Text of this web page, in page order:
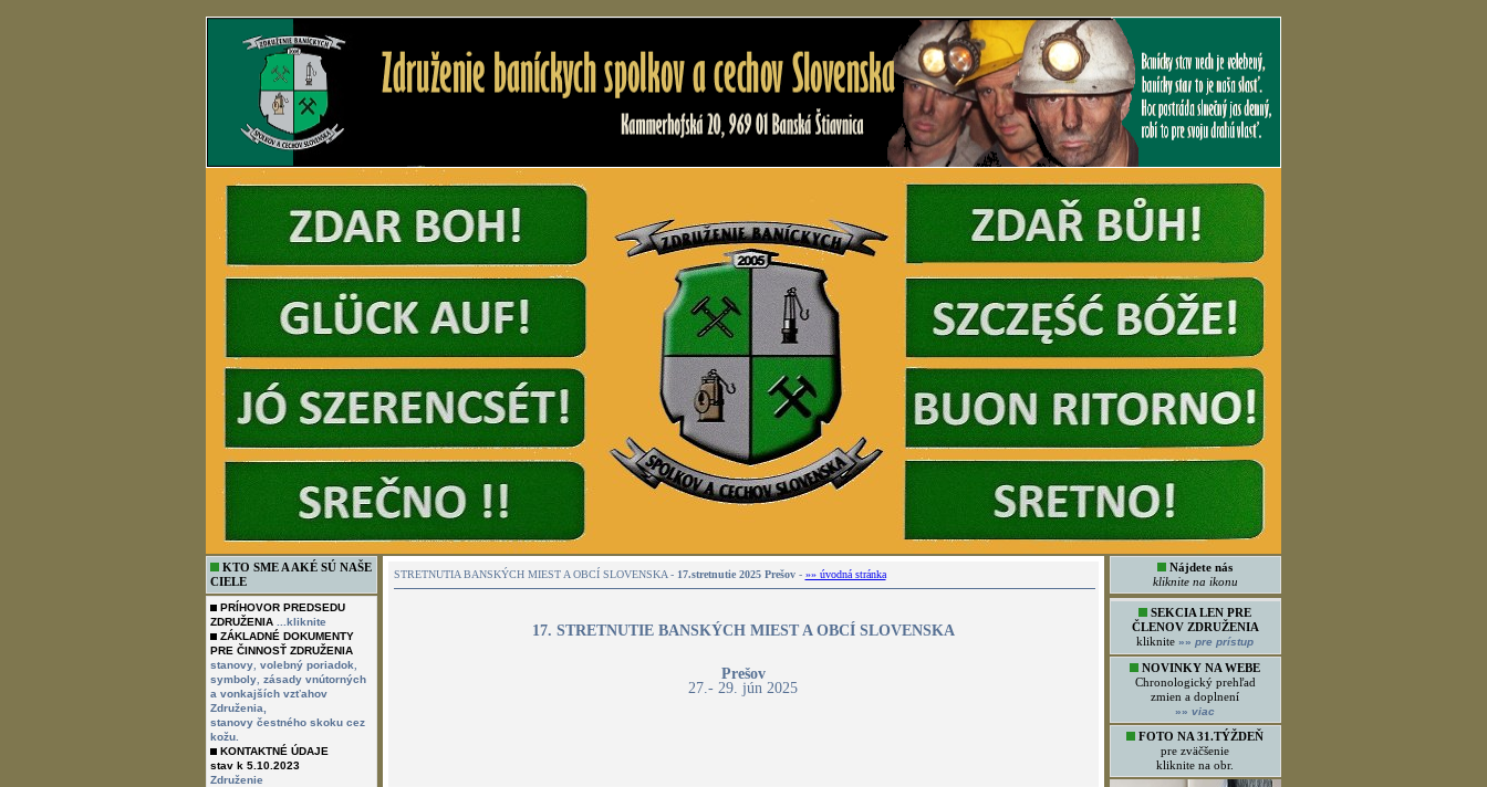
KTO SME A AKÉ SÚ NAŠE
CIELE
PRÍHOVOR PREDSEDU
ZDRUŽENIA
...kliknite
ZÁKLADNÉ DOKUMENTY
PRE ČINNOSŤ ZDRUŽENIA
stanovy, volebný poriadok
symboly, zásady vnútorných
a vonkajších vzťahov
Združenia,
stanovy čestného skoku cez
kožu.
KONTAKTNÉ ÚDAJE
stav k 5.10.2023
Združenie
Nájdete nás
kliknite na ikonu
SEKCIA LEN PRE
ČLENOV ZDRUŽENIA
kliknite»»pre prístup
NOVINKY NA WEBE
Chronologický prehľad
zmien a doplnení
»»viac
STRETNUTIA BANSKÝCH MIEST A OBCÍ SLOVENSKA - 17.stretnutie 2025 Prešov - »» úvodná stránka
17. STRETNUTIE BANSKÝCH MIEST A OBCÍ SLOVENSKA
Prešov
27.- 29. jún 2025